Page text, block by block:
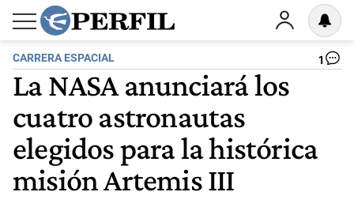
CARRERA ESPACIAL 1
La NASA anunciará los
cuatro astronautas
elegidos para la histórica
misión Artemis III